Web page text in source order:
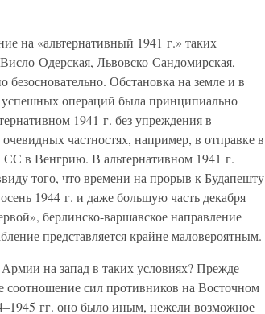
на «альтернативный 1941 г.» таких
Одерская, Львовско-Сандомирская,
Обстановка на земле и в
успешных операций была принципиально
1941 г. без упреждения в
частностях, например, в отправке в
СС в Венгрию. В альтернативном 1941 г.
того, что времени на прорыв к Будапешту
1944 г. и даже большую часть декабря
берлинско-варшавское направление
представляется крайне маловероятным.
на запад в таких условиях? Прежде
соотношение сил противников на Восточном
гг. оно было иным, нежели возможное